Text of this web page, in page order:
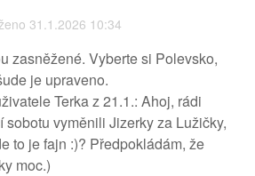
31.1.2026 10:34
zasněžené. Vyberte si Polevsko,
je upraveno.
Terka z 21.1.: Ahoj, rádi
vyměnili Jizerky za Lužičky,
to je fajn :)? Předpokládám, že
moc.)